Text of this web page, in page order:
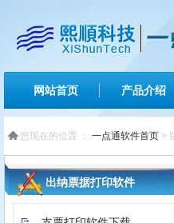
网站首页 产品介绍
您现在的位置 ： 一点通软件首页 >
出纳票据打印软件